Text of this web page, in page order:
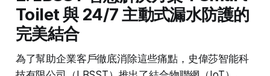
Toilet 與 24/7 主動式漏水防護的
完美結合
為了幫助企業客戶徹底消除這些痛點，史偉莎智能科